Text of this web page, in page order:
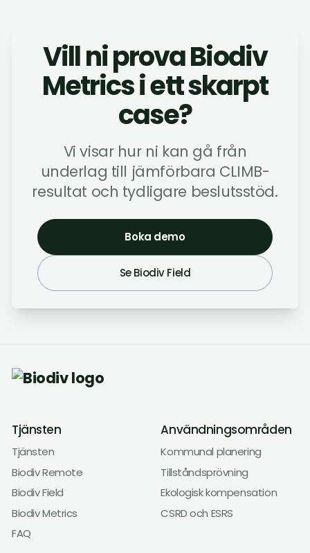
Vill ni prova Biodiv
Metrics i ett skarpt
case?
Vi visar hur ni kan gå från
underlag till jämförbara CLIMB-
resultat och tydligare beslutsstöd.
Boka demo
Se Biodiv Field
Tjänsten
Tjänsten
Biodiv Remote
Biodiv Field
Biodiv Metrics
FAQ
Användningsområden
Kommunal planering
Tillståndsprövning
Ekologisk kompensation
CSRD och ESRS